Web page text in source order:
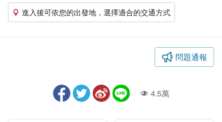
進入後可依您的出發地，選擇適合的交通方式
問題通報
人氣4.5萬